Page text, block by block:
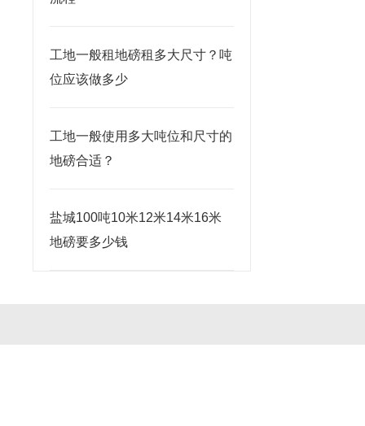
工地一般租地磅租多大尺寸？吨
位应该做多少
工地一般使用多大吨位和尺寸的
地磅合适？
盐城100吨10米12米14米16米
地磅要多少钱